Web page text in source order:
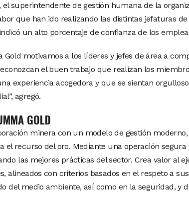
el superintendente de gestión humana de la
que han ido realizando las distintas jefaturas
un alto porcentaje de confianza de los
Gold motivamos a los líderes y jefes de área a
el buen trabajo que realizan los
experiencia acogedora y que se sientan
agregó.
GOLD
minera con un modelo de gestión
el recurso del oro. Mediante una operación
las mejores prácticas del sector. Crea valor al
alineados con criterios basados en el respeto a
del medio ambiente, así como en la seguridad, y